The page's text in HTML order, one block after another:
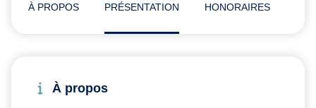
À PROPOS PRÉSENTATION HONORAIRES
À propos